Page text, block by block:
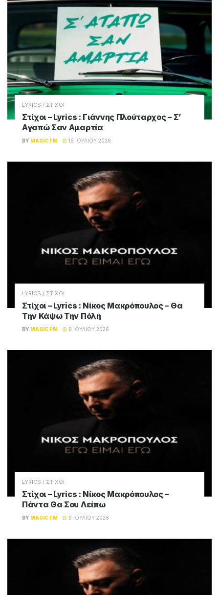
LYRICS / ΣΤΙΧΟΙ
Στίχοι – Lyrics : Γιάννης Πλούταρχος – Σ’
Αγαπώ Σαν Αμαρτία
BY MAGIC FM 16 ΙΟΥΛΊΟΥ 2026
LYRICS / ΣΤΙΧΟΙ
Στίχοι – Lyrics : Νίκος Μακρόπουλος – Θα
Την Κάψω Την Πόλη
BY MAGIC FM 9 ΙΟΥΛΊΟΥ 2026
LYRICS / ΣΤΙΧΟΙ
Στίχοι – Lyrics : Νίκος Μακρόπουλος –
Πάντα Θα Σου Λείπω
BY MAGIC FM 9 ΙΟΥΛΊΟΥ 2026